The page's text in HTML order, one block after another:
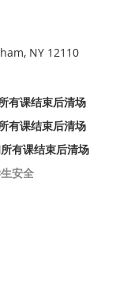
NY 12110
有课结束后清场
有课结束后清场
有课结束后清场
安全